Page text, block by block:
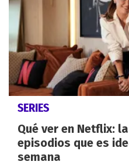
SERIES
Qué ver en Netflix:
episodios que es
semana